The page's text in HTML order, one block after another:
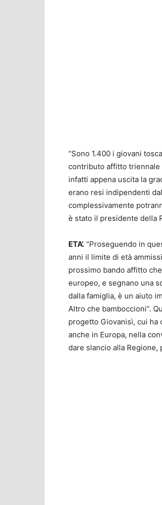
“Sono 1.400 i giovani
contributo affitto triennale
infatti appena uscita la
erano resi indipendenti
complessivamente
è stato il presidente della
ETA’. “Proseguendo in
anni il limite di età
prossimo bando affitto
europeo, e segnano una
dalla famiglia, è un aiuto
Altro che bamboccioni”.
progetto Giovanisì, cui ha
anche in Europa, nella
dare slancio alla